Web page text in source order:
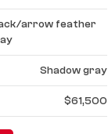
arrow feather
Shadow gray
$61,500